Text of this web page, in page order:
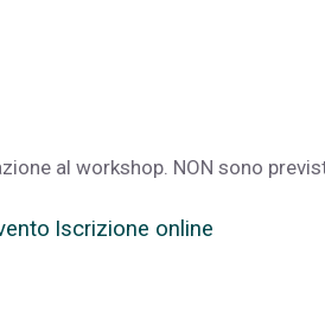
al workshop. NON sono
Iscrizione online